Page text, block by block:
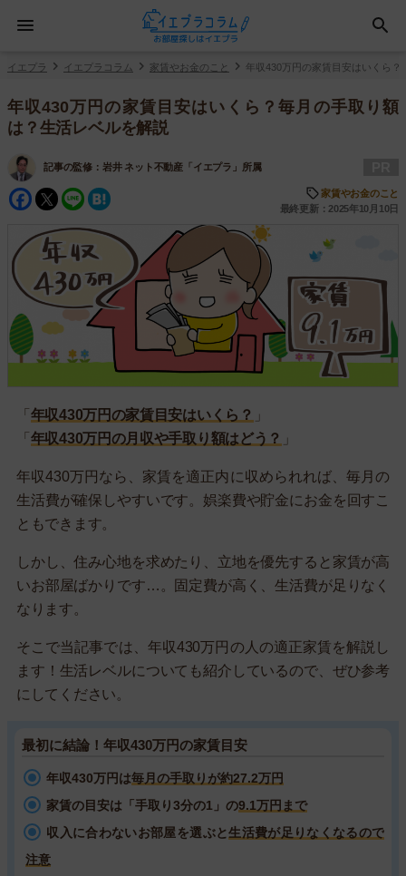
イエプラ イエプラコラム 家賃やお金のこと 年収430万円の家賃目安はいくら
年収430万円の家賃目安はいくら？毎月の手取り額
は？生活レベルを解説
記事の監修： 岩井 ネット不動産「イエプラ」所属
Facebook
Twitter
Line
家賃やお金のこと
最終更新：2025年10月10日
「 年収430万円の家賃目安はいくら？ 」
「 年収430万円の月収や手取り額はどう？ 」
年収430万円なら、家賃を適正内に収められれば、毎月の
生活費が確保しやすいです。娯楽費や貯金にお金を回すこ
ともできます。
しかし、住み心地を求めたり、立地を優先すると家賃が高
いお部屋ばかりです…。固定費が高く、生活費が足りなく
なります。
そこで当記事では、年収430万円の人の適正家賃を解説し
ます！生活レベルについても紹介しているので、ぜひ参考
にしてください。
最初に結論！年収430万円の家賃目安
年収430万円は毎月の手取りが約27.2万円
家賃の目安は「手取り3分の1」の9.1万円まで
収入に合わないお部屋を選ぶと生活費が足りなくなるので
注意